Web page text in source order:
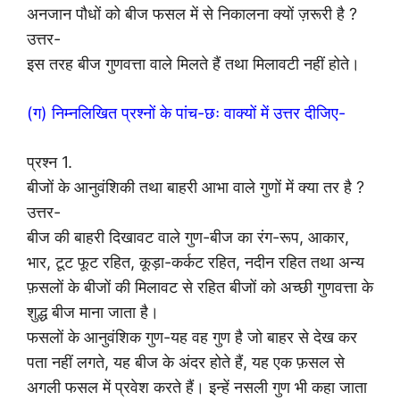
अनजान पौधों को बीज फसल में से निकालना क्यों ज़रूरी है ?
उत्तर-
इस तरह बीज गुणवत्ता वाले मिलते हैं तथा मिलावटी नहीं होते।
(ग) निम्नलिखित प्रश्नों के पांच-छः वाक्यों में उत्तर दीजिए-
प्रश्न 1.
बीजों के आनुवंशिकी तथा बाहरी आभा वाले गुणों में क्या तर है ?
उत्तर-
बीज की बाहरी दिखावट वाले गुण-बीज का रंग-रूप, आकार,
भार, टूट फूट रहित, कूड़ा-कर्कट रहित, नदीन रहित तथा अन्य
फ़सलों के बीजों की मिलावट से रहित बीजों को अच्छी गुणवत्ता के
शुद्ध बीज माना जाता है।
फसलों के आनुवंशिक गुण-यह वह गुण है जो बाहर से देख कर
पता नहीं लगते, यह बीज के अंदर होते हैं, यह एक फ़सल से
अगली फसल में प्रवेश करते हैं। इन्हें नसली गुण भी कहा जाता